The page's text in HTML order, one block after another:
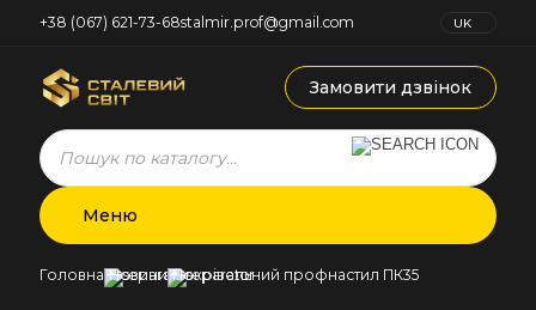
+38 (067) 621-73-68stalmir.prof@gmail.com
UK
Замовити дзвінок
Products
search
Меню
Головна Новини Покрівельний профнастил ПК35